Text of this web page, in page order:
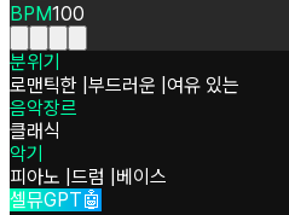
BPM100
분위기
로맨틱한 부드러운 여유 있는
음악장르
클래식
악기
피아노 드럼
베이스
셀뮤GPT🤖